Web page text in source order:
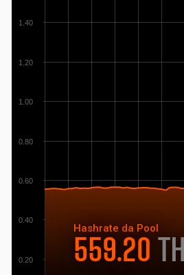
Hashrate da Pool
559.20
0.20
0.40
0.60
0.80
1.00
1.20
1.40